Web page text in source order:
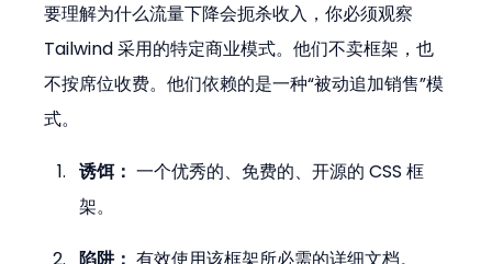
要理解为什么流量下降会扼杀收入，你必须观察
Tailwind 采用的特定商业模式。他们不卖框架，也
不按席位收费。他们依赖的是一种“被动追加销售”模
式。
诱饵： 一个优秀的、免费的、开源的 CSS 框
架。